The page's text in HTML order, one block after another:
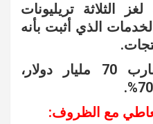
الثلاثة تريليونات
الذي أثبت بأنه
حيث حقق عائدات تقارب 70 مليار دولار،
مع الظروف: